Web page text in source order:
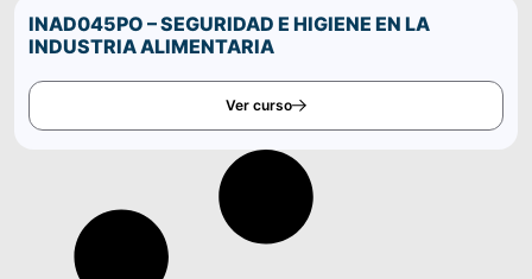
INAD045PO – SEGURIDAD E HIGIENE EN LA
INDUSTRIA ALIMENTARIA
Ver curso